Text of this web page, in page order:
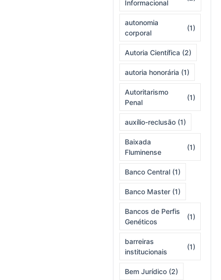
Informacional
autonomia
corporal
(1)
Autoria Científica (2)
autoria honorária (1)
Autoritarismo
Penal
(1)
auxílio-reclusão (1)
Baixada
Fluminense
(1)
Banco Central (1)
Banco Master (1)
Bancos de Perfis
Genéticos
(1)
barreiras
institucionais
(1)
Bem Jurídico (2)